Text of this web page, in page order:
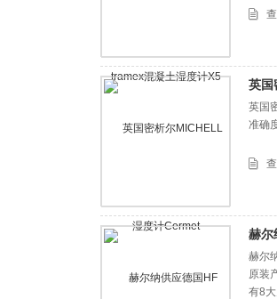
英国
英国
准确
赫尔
赫尔
原装
有8